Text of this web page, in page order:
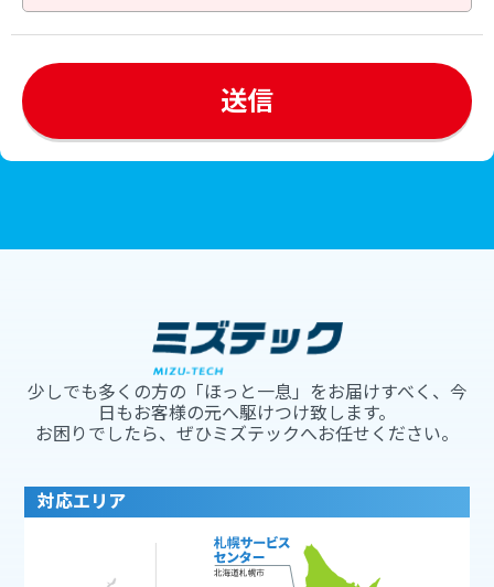
少しでも多くの方の「ほっと一息」をお届けすべく、今
日もお客様の元へ駆けつけ致します。
お困りでしたら、ぜひミズテックへお任せください。
対応エリア